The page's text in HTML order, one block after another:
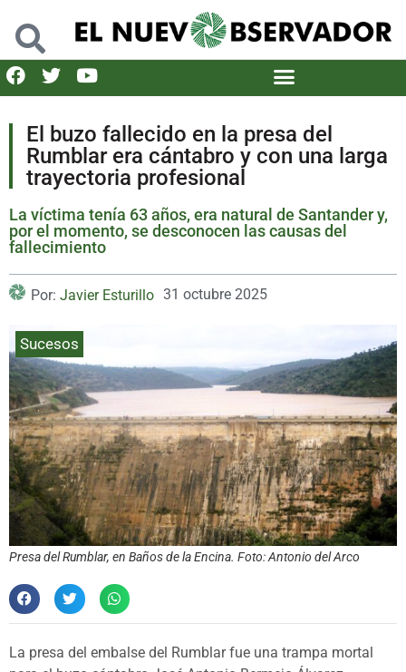
El buzo fallecido en la presa del
Rumblar era cántabro y con una larga
trayectoria profesional
La víctima tenía 63 años, era natural de Santander y,
por el momento, se desconocen las causas del
fallecimiento
Por: Javier Esturillo 31 octubre 2025
Sucesos
Presa del Rumblar, en Baños de la Encina. Foto: Antonio del Arco
La presa del embalse del Rumblar fue una trampa mortal